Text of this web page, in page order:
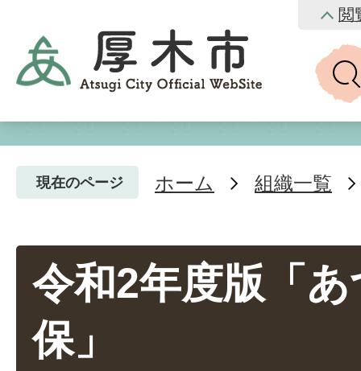
閲
現在のページ ホーム 組織一覧
令和2年度版「
保」